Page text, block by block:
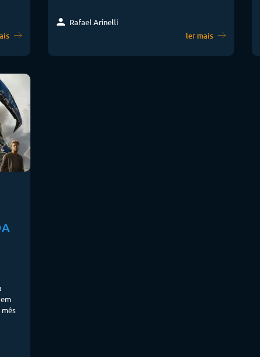
Rafael Arinelli
ler mais